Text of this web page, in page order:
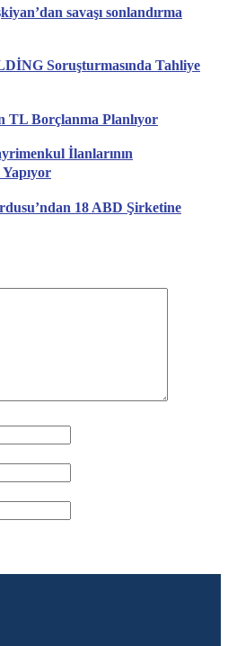
savaşı sonlandırma
Soruşturmasında Tahliye
TL Borçlanma Planlıyor
İlanlarının
18 ABD Şirketine